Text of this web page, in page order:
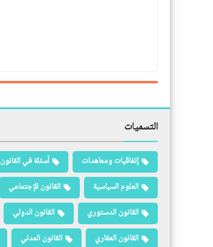
التسميات
إتفاقيات ومعاهدات أسئلة في القانون
العلوم السياسية
القانون الإجتماعي
القانون الدستوري
القانون الدولي
القانون العقاري
القانون المدني